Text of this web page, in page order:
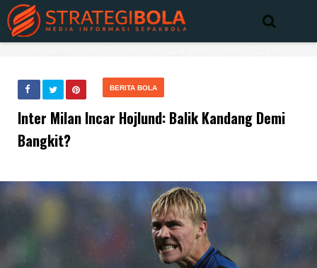
BERITA BOLA
Inter Milan Incar Hojlund: Balik Kandang Demi
Bangkit?